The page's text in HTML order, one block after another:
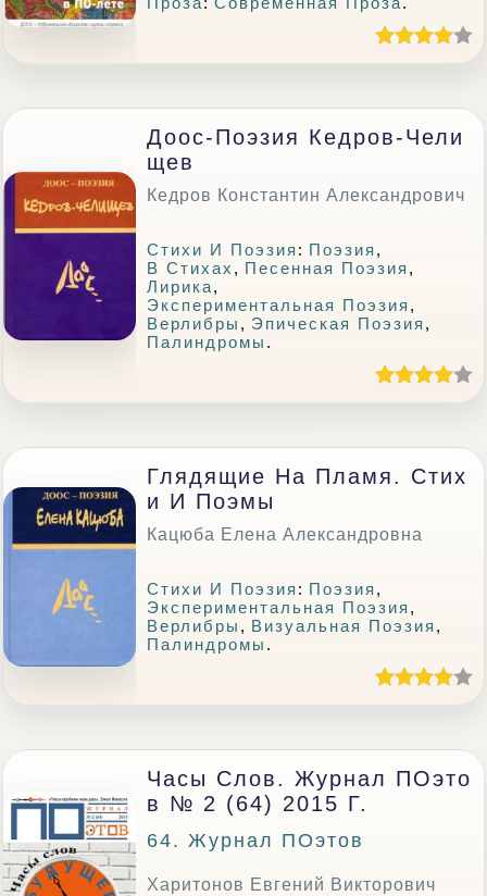
Доос-Поэзия Кедров-Чели
Щев
Кедров Константин Александрович
Стихи И Поэзия : Поэзия ,
В Стихах , Песенная Поэзия ,
Лирика,
Экспериментальная Поэзия ,
Верлибры , Эпическая Поэзия ,
Палиндромы .
Глядящие На Пламя. Стих
И И Поэмы
Кацюба Елена Александровна
Стихи И Поэзия : Поэзия ,
Экспериментальная Поэзия ,
Верлибры , Визуальная Поэзия ,
Палиндромы .
Часы Слов. Журнал ПОэто
В № 2 (64) 2015 Г.
64. Журнал ПОэтов
Харитонов Евгений Викторович